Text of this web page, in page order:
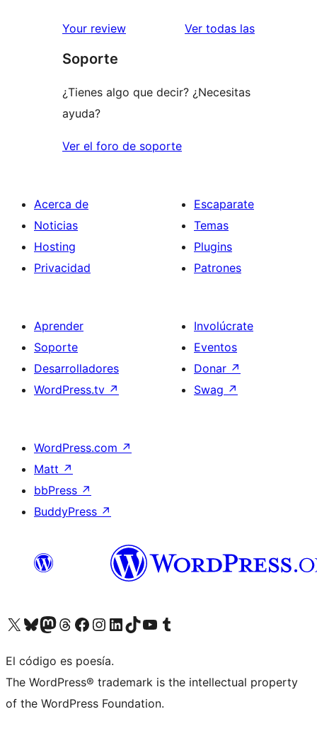
Your review Ver todas las
Soporte
¿Tienes algo que decir? ¿Necesitas
ayuda?
Ver el foro de soporte
Acerca de
Noticias
Hosting
Privacidad
Escaparate
Temas
Plugins
Patrones
Aprender
Soporte
Desarrolladores
WordPress.tv ↗
Involúcrate
Eventos
Donar ↗
Swag ↗
WordPress.com ↗
Matt ↗
bbPress ↗
BuddyPress ↗
Visita nuestra cuenta de X (anteriormente Twitter)
Visita nuestra cuenta de Bluesky
Visita nuestra cuenta de Mastodon
Visita nuestra cuenta de Threads
Visita nuestra página de Facebook
Visita nuestra cuenta de Instagram
Visita nuestra cuenta de LinkedIn
Visita nuestra cuenta de TikTok
Visita nuestro canal de YouTube
Visita nuestra cuenta de Tumblr
El código es poesía.
The WordPress® trademark is the intellectual property
of the WordPress Foundation.